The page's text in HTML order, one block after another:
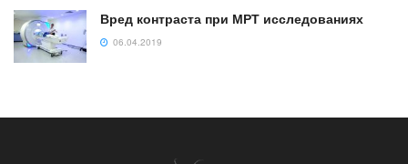
Вред контраста при МРТ исследованиях
06.04.2019